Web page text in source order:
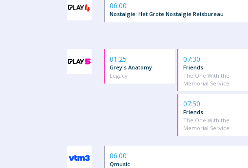
06:00
Nostalgie: Het Grote Nostalgie Reisbureau
01:25
Grey's Anatomy
Legacy
07:30
Friends
The One With the
Memorial Service
07:50
Friends
The One With the
Memorial Service
06:00
Qmusic